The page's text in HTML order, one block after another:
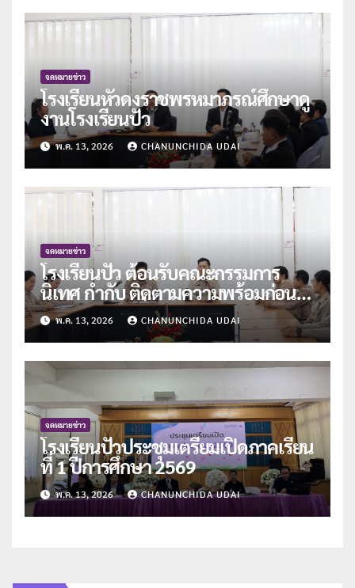
จดหมายข่าว
โรงเรียนหัวดงราชพรหมาภรณ์ศึกษาดู
งานโรงเรียนปัว
พ.ค. 13, 2026 CHANUNCHIDA UDAI
จดหมายข่าว
โรงเรียนปัว ต้อนรับคณะกรรมการ
นิเทศ กำกับ ติดตามความพร้อมก่อน
เปิดภาคเรียนที่ 1/2569
พ.ค. 13, 2026 CHANUNCHIDA UDAI
จดหมายข่าว
โรงเรียนปัวประชุมเตรียมเปิดภาคเรียน
ที่ 1 ปีการศึกษา 2569
พ.ค. 13, 2026 CHANUNCHIDA UDAI